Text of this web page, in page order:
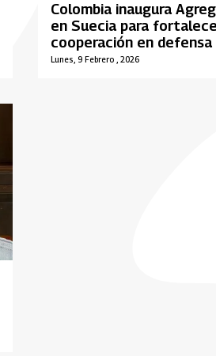
Lunes, 9 Febrero , 2026
Colombia inaugura
en Suecia para
cooperación en defensa